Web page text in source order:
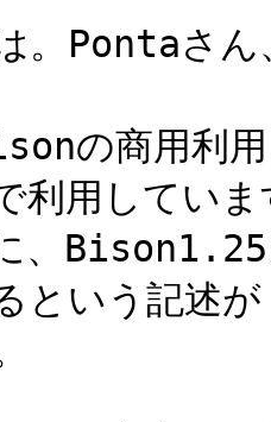
。Pontaさ
の商用利
利用していま
、
という記述が